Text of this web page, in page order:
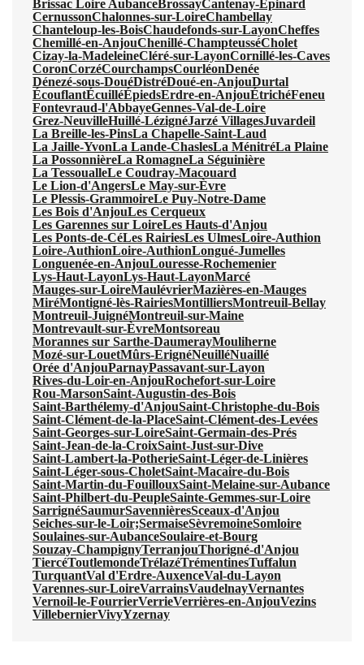
Brissac Loire AubanceBrossayCantenay-Épinard
CernussonChalonnes-sur-LoireChambellay
Chanteloup-les-BoisChaudefonds-sur-LayonCheffes
Chemillé-en-AnjouChenillé-ChampteusséCholet
Cizay-la-MadeleineCléré-sur-LayonCornillé-les-Caves
CoronCorzéCourchampsCourléonDenée
Dénezé-sous-DouéDistréDoué-en-AnjouDurtal
ÉcouflantÉcuilléÉpiedsErdre-en-AnjouÉtrichéFeneu
Fontevraud-l'AbbayeGennes-Val-de-Loire
Grez-NeuvilleHuillé-LézignéJarzé VillagesJuvardeil
La Breille-les-PinsLa Chapelle-Saint-Laud
La Jaille-YvonLa Lande-ChaslesLa MénitréLa Plaine
La PossonnièreLa RomagneLa Séguinière
La TessoualleLe Coudray-Macouard
Le Lion-d'AngersLe May-sur-Èvre
Le Plessis-GrammoireLe Puy-Notre-Dame
Les Bois d'AnjouLes Cerqueux
Les Garennes sur LoireLes Hauts-d'Anjou
Les Ponts-de-CéLes RairiesLes UlmesLoire-Authion
Loire-AuthionLoire-AuthionLongué-Jumelles
Longuenée-en-AnjouLouresse-Rochemenier
Lys-Haut-LayonLys-Haut-LayonMarcé
Mauges-sur-LoireMaulévrierMazières-en-Mauges
MiréMontigné-lès-RairiesMontilliersMontreuil-Bellay
Montreuil-JuignéMontreuil-sur-Maine
Montrevault-sur-ÈvreMontsoreau
Morannes sur Sarthe-DaumerayMouliherne
Mozé-sur-LouetMûrs-ErignéNeuilléNuaillé
Orée d'AnjouParnayPassavant-sur-Layon
Rives-du-Loir-en-AnjouRochefort-sur-Loire
Rou-MarsonSaint-Augustin-des-Bois
Saint-Barthélemy-d'AnjouSaint-Christophe-du-Bois
Saint-Clément-de-la-PlaceSaint-Clément-des-Levées
Saint-Georges-sur-LoireSaint-Germain-des-Prés
Saint-Jean-de-la-CroixSaint-Just-sur-Dive
Saint-Lambert-la-PotherieSaint-Léger-de-Linières
Saint-Léger-sous-CholetSaint-Macaire-du-Bois
Saint-Martin-du-FouillouxSaint-Melaine-sur-Aubance
Saint-Philbert-du-PeupleSainte-Gemmes-sur-Loire
SarrignéSaumurSavennièresSceaux-d'Anjou
Seiches-sur-le-Loir;SermaiseSèvremoineSomloire
Soulaines-sur-AubanceSoulaire-et-Bourg
Souzay-ChampignyTerranjouThorigné-d'Anjou
TiercéToutlemondeTrélazéTrémentinesTuffalun
TurquantVal d'Erdre-AuxenceVal-du-Layon
Varennes-sur-LoireVarrainsVaudelnayVernantes
Vernoil-le-FourrierVerrieVerrières-en-AnjouVezins
VillebernierVivyYzernay